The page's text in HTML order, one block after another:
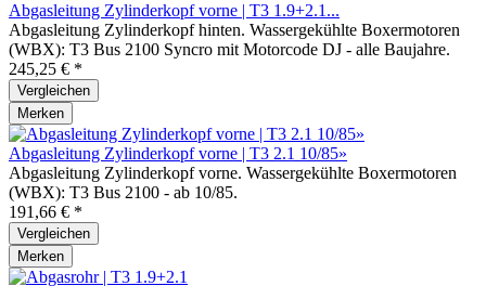
Abgasleitung Zylinderkopf vorne | T3 1.9+2.1...
Abgasleitung Zylinderkopf hinten. Wassergekühlte Boxermotoren
(WBX): T3 Bus 2100 Syncro mit Motorcode DJ - alle Baujahre.
245,25 € *
Vergleichen
Merken
Abgasleitung Zylinderkopf vorne | T3 2.1 10/85»
Abgasleitung Zylinderkopf vorne. Wassergekühlte Boxermotoren
(WBX): T3 Bus 2100 - ab 10/85.
191,66 € *
Vergleichen
Merken